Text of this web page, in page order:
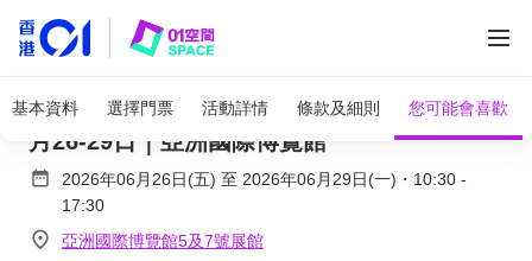
基本資料 選擇門票 活動詳情 條款及細則 您可能會喜歡
第6屆工展會購物節 入場門票早鳥8折優惠｜6
月26-29日｜亞洲國際博覽館
2026年06月26日(五) 至 2026年06月29日(一) ・ 10:30 -
17:30
亞洲國際博覽館5及7號展館